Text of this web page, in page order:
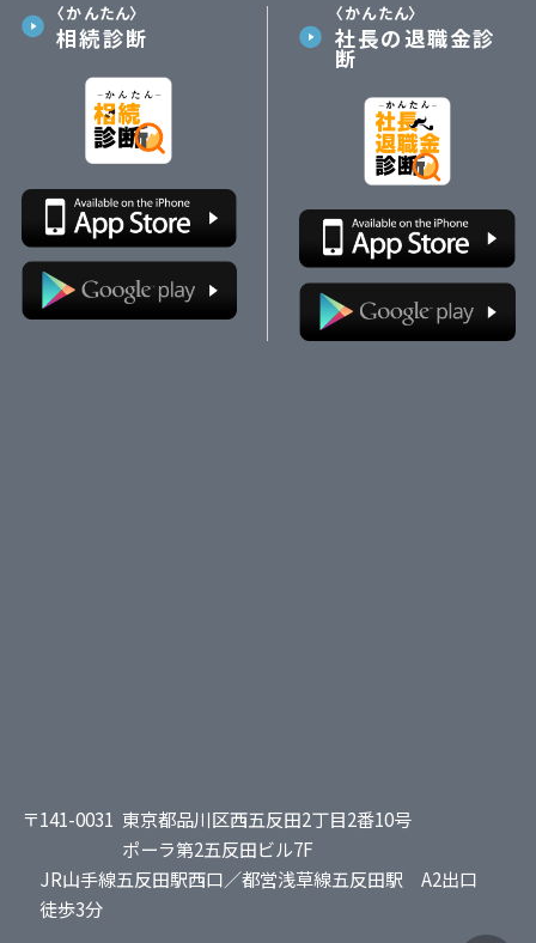
〈かんたん〉
相続診断
〈かんたん〉
社長の退職金診
断
〒141-0031 東京都品川区西五反田2丁目2番10号
ポーラ第2五反田ビル7F
JR山手線五反田駅西口／都営浅草線五反田駅 A2出口
徒歩3分